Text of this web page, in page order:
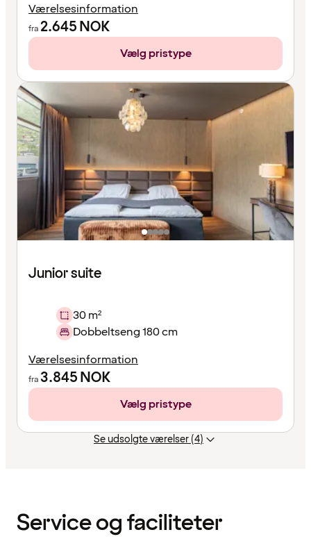
Værelsesinformation
fra 2.645NOK
Vælg pristype
Junior suite
30 m²
Dobbeltseng 180 cm
Værelsesinformation
fra 3.845NOK
Vælg pristype
Se udsolgte værelser (4)
Service og faciliteter